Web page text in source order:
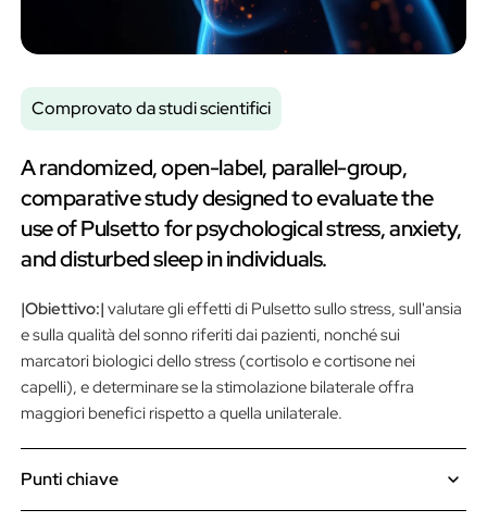
Comprovato da studi scientifici
A randomized, open-label, parallel-group,
comparative study designed to evaluate the
use of Pulsetto for psychological stress, anxiety,
and disturbed sleep in individuals.
|Obiettivo:| valutare gli effetti di Pulsetto sullo stress, sull'ansia
e sulla qualità del sonno riferiti dai pazienti, nonché sui
marcatori biologici dello stress (cortisolo e cortisone nei
capelli), e determinare se la stimolazione bilaterale offra
maggiori benefici rispetto a quella unilaterale.
Punti chiave